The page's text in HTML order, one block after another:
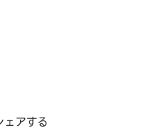
ェアする